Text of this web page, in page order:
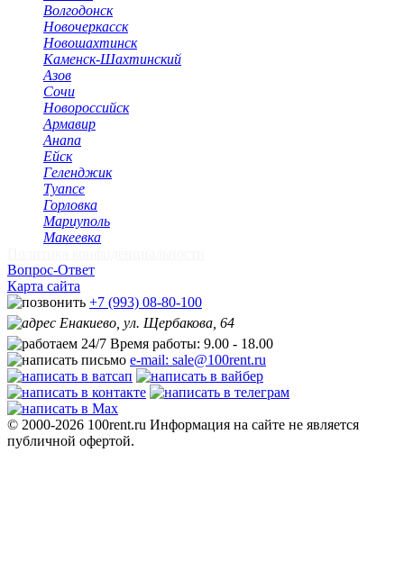
Волгодонск
Новочеркасск
Новошахтинск
Каменск-Шахтинский
Азов
Сочи
Новороссийск
Армавир
Анапа
Ейск
Геленджик
Туапсе
Горловка
Мариуполь
Макеевка
Вопрос-Ответ
Карта сайта
+7 (993) 08-80-100
Енакиево, ул. Щербакова, 64
Время работы: 9.00 - 18.00
e-mail: sale@100rent.ru
© 2000-2026 100rent.ru Информация на сайте не является
публичной офертой.